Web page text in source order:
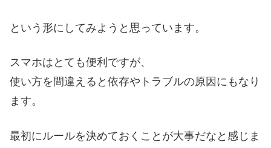
という形にしてみようと思っています。
スマホはとても便利ですが、
使い方を間違えると依存やトラブルの原因にもなり
ます。
最初にルールを決めておくことが大事だなと感じま